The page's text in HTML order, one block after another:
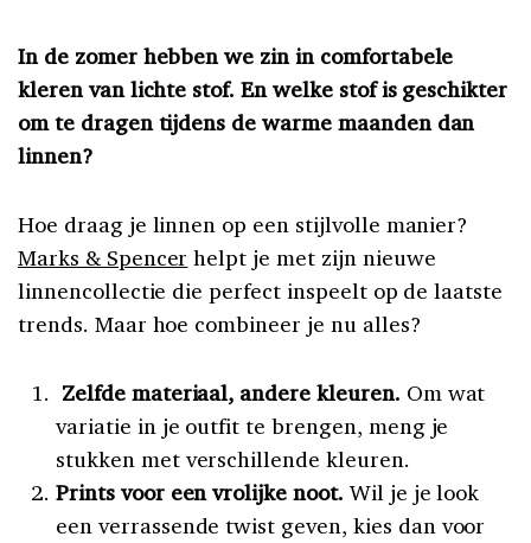
In de zomer hebben we zin in comfortabele
kleren van lichte stof. En welke stof is geschikter
om te dragen tijdens de warme maanden dan
linnen?
Hoe draag je linnen op een stijlvolle manier?
Marks & Spencer helpt je met zijn nieuwe
linnencollectie die perfect inspeelt op de laatste
trends. Maar hoe combineer je nu alles?
Zelfde materiaal, andere kleuren. Om wat
variatie in je outfit te brengen, meng je
stukken met verschillende kleuren.
Prints voor een vrolijke noot. Wil je je look
een verrassende twist geven, kies dan voor